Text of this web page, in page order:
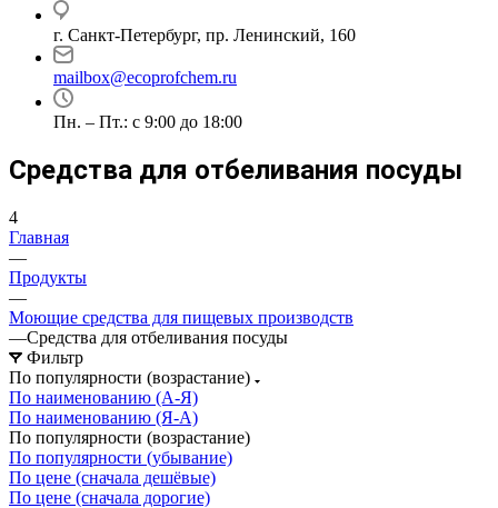
г. Санкт-Петербург, пр. Ленинский, 160
mailbox@ecoprofchem.ru
Пн. – Пт.: с 9:00 до 18:00
Средства для отбеливания посуды
4
Главная
—
Продукты
—
Моющие средства для пищевых производств
—Средства для отбеливания посуды
Фильтр
По популярности (возрастание)
По наименованию (А-Я)
По наименованию (Я-А)
По популярности (возрастание)
По популярности (убывание)
По цене (сначала дешёвые)
По цене (сначала дорогие)